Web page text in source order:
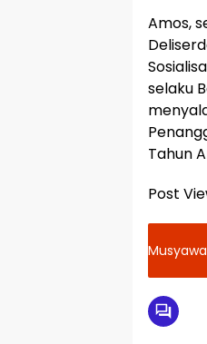
Amos,
selaku
Tahun
Post